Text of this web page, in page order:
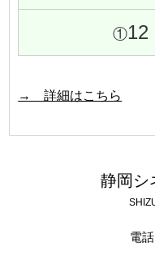
①12
→ 詳細はこちら
静岡シ
電